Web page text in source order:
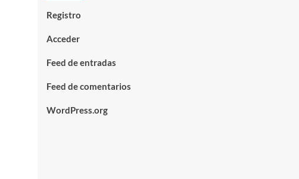
Registro
Acceder
Feed de entradas
Feed de comentarios
WordPress.org